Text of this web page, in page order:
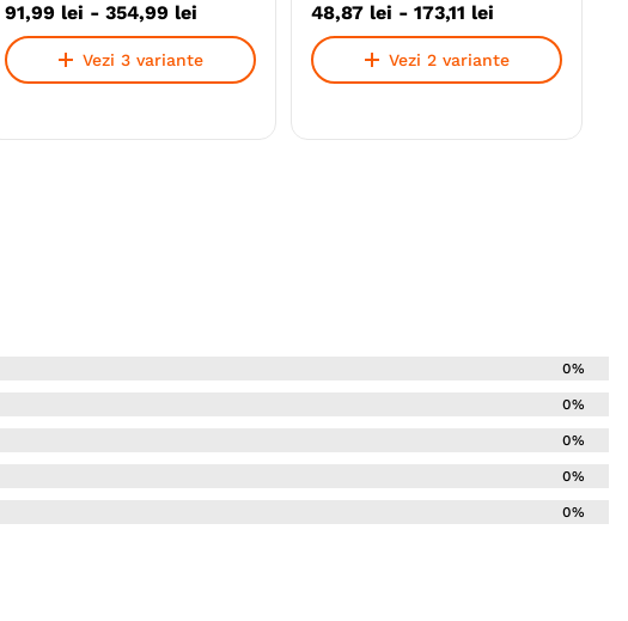
91,99 lei - 354,99 lei
Vezi 3 variante
48,87 lei - 173,11 lei
Vezi 2 variante
0%
0%
0%
0%
0%